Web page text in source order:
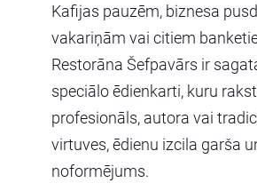
Kafijas pauzēm, biznesa
vakariņām vai citiem
Restorāna Šefpavārs ir
speciālo ēdienkarti, kuru
profesionāls, autora vai
virtuves, ēdienu izcila garša
noformējums.